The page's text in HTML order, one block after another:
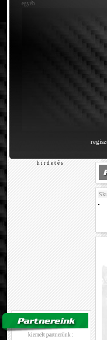
egyéb
h i r d e t é s
kiemelt partnerünk :